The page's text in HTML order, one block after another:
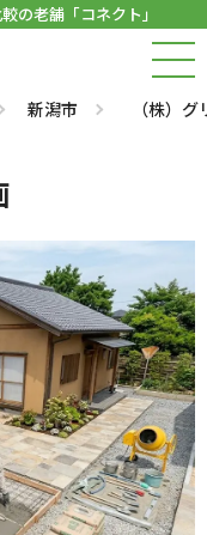
の老舗「コネクト」
新潟市 （株）